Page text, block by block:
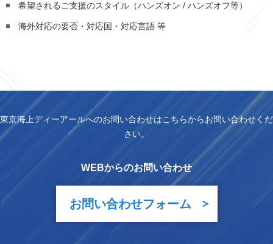
希望されるご支援のスタイル（ハンズオン / ハンズオフ等）
海外対応の要否・対応国・対応言語 等
東京海上ディーアールへのお問い合わせはこちらからお問い合わせくだ
さい。
WEBからのお問い合わせ
お問い合わせフォーム